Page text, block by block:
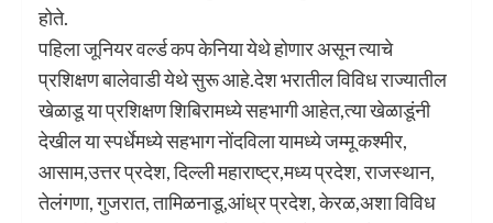
होते.
पहिला जूनियर वर्ल्ड कप केनिया येथे होणार असून त्याचे
प्रशिक्षण बालेवाडी येथे सुरू आहे.देश भरातील विविध राज्यातील
खेळाडू या प्रशिक्षण शिबिरामध्ये सहभागी आहेत,त्या खेळाडूंनी
देखील या स्पर्धेमध्ये सहभाग नोंदविला यामध्ये जम्मू कश्मीर,
आसाम,उत्तर प्रदेश, दिल्ली महाराष्ट्र,मध्य प्रदेश, राजस्थान,
तेलंगणा, गुजरात, तामिळनाडू,आंध्र प्रदेश, केरळ,अशा विविध